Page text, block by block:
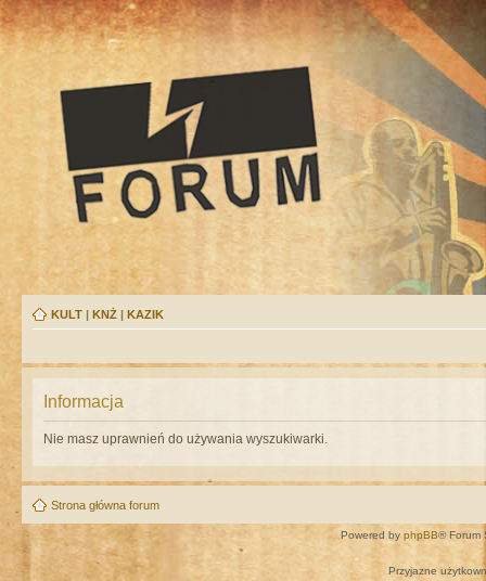
KULT | KNŻ | KAZIK
Informacja
Nie masz uprawnień do używania wyszukiwarki.
Strona główna forum
Powered by phpBB® Forum
Przyjazne